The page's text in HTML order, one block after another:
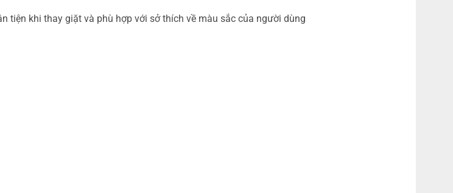
tiện khi thay giặt và phù hợp với sở thích về màu sắc của người dùng